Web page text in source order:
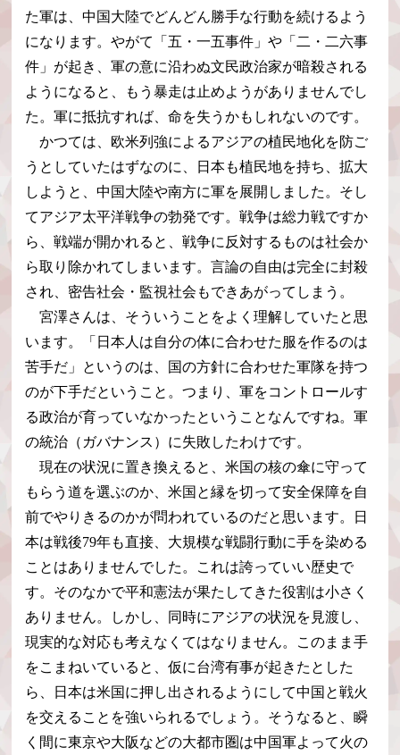
た軍は、中国大陸でどんどん勝手な行動を続けるよう
になります。やがて「五・一五事件」や「二・二六事
件」が起き、軍の意に沿わぬ文民政治家が暗殺される
ようになると、もう暴走は止めようがありませんでし
た。軍に抵抗すれば、命を失うかもしれないのです。
かつては、欧米列強によるアジアの植民地化を防ご
うとしていたはずなのに、日本も植民地を持ち、拡大
しようと、中国大陸や南方に軍を展開しました。そし
てアジア太平洋戦争の勃発です。戦争は総力戦ですか
ら、戦端が開かれると、戦争に反対するものは社会か
ら取り除かれてしまいます。言論の自由は完全に封殺
され、密告社会・監視社会もできあがってしまう。
宮澤さんは、そういうことをよく理解していたと思
います。「日本人は自分の体に合わせた服を作るのは
苦手だ」というのは、国の方針に合わせた軍隊を持つ
のが下手だということ。つまり、軍をコントロールす
る政治が育っていなかったということなんですね。軍
の統治（ガバナンス）に失敗したわけです。
現在の状況に置き換えると、米国の核の傘に守って
もらう道を選ぶのか、米国と縁を切って安全保障を自
前でやりきるのかが問われているのだと思います。日
本は戦後79年も直接、大規模な戦闘行動に手を染める
ことはありませんでした。これは誇っていい歴史で
す。そのなかで平和憲法が果たしてきた役割は小さく
ありません。しかし、同時にアジアの状況を見渡し、
現実的な対応も考えなくてはなりません。このまま手
をこまねいていると、仮に台湾有事が起きたとした
ら、日本は米国に押し出されるようにして中国と戦火
を交えることを強いられるでしょう。そうなると、瞬
く間に東京や大阪などの大都市圏は中国軍よって火の